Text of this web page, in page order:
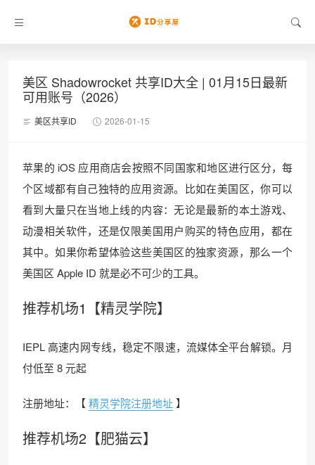
美区 Shadowrocket 共享ID大全 | 01月15日最新
可用账号（2026）
美区共享ID 2026-01-15
苹果的 iOS 应用商店会按照不同国家和地区进行区分，每
个区域都有自己独特的应用资源。比如在美国区，你可以
看到大量只在当地上线的内容：无论是最新的本土游戏、
动漫相关软件，还是仅限美国用户购买的特色应用，都在
其中。如果你希望体验这些美国区的独家资源，那么一个
美国区 Apple ID 就是必不可少的工具。
推荐机场1【精灵学院】
IEPL 高速内网专线，稳定不限速，流媒体全平台解锁。月
付低至 8 元起
注册地址：【精灵学院注册地址】
推荐机场2【肥猫云】